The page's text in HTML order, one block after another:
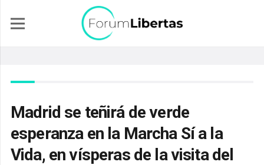
Madrid se teñirá de verde
esperanza en la Marcha Sí a la
Vida, en vísperas de la visita del